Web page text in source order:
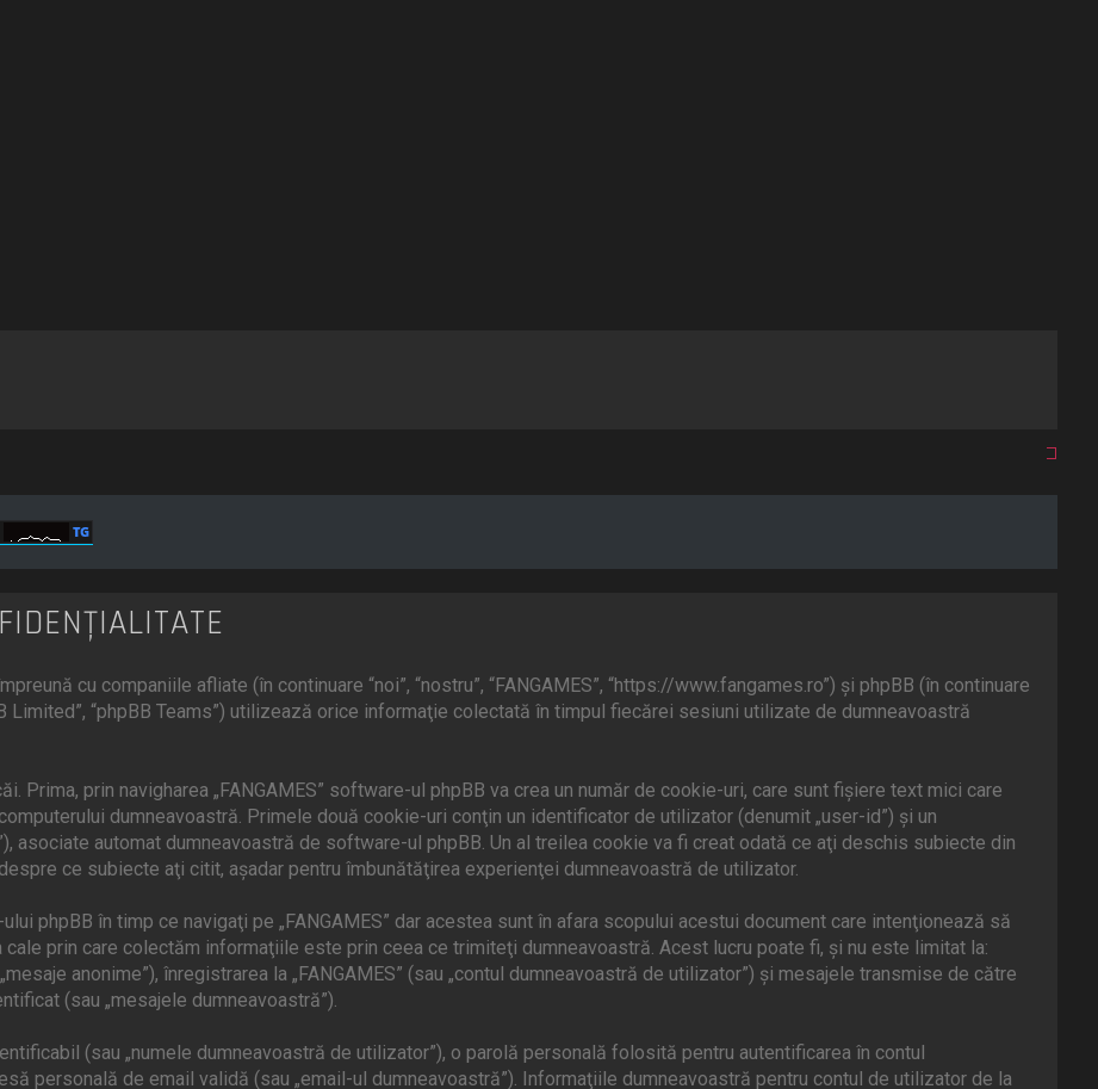
cu companiile afliate (în continuare “noi”, “nostru”, “FANGAMES”, “https://www.fangames.ro”) şi phpBB (în continuare
Limited”, “phpBB Teams”) utilizează orice informaţie colectată în timpul fiecărei sesiuni utilizate de dumneavoastră
Prima, prin navigharea „FANGAMES” software-ul phpBB va crea un număr de cookie-uri, care sunt fişiere text mici care
dumneavoastră. Primele două cookie-uri conţin un identificator de utilizator (denumit „user-id”) şi un
asociate automat dumneavoastră de software-ul phpBB. Un al treilea cookie va fi creat odată ce aţi deschis subiecte din
ce subiecte aţi citit, aşadar pentru îmbunătăţirea experienţei dumneavoastră de utilizator.
phpBB în timp ce navigaţi pe „FANGAMES” dar acestea sunt în afara scopului acestui document care intenţionează să
prin care colectăm informaţiile este prin ceea ce trimiteţi dumneavoastră. Acest lucru poate fi, şi nu este limitat la:
anonime”), înregistrarea la „FANGAMES” (sau „contul dumneavoastră de utilizator”) şi mesajele transmise de către
(sau „mesajele dumneavoastră”).
(sau „numele dumneavoastră de utilizator”), o parolă personală folosită pentru autentificarea în contul
personală de email validă (sau „email-ul dumneavoastră”). Informaţiile dumneavoastră pentru contul de utilizator de la